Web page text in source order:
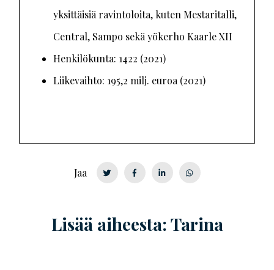
yksittäisiä ravintoloita, kuten Mestaritalli,
Central, Sampo sekä yökerho Kaarle XII
Henkilökunta: 1422 (2021)
Liikevaihto: 195,2 milj. euroa (2021)
Jaa
Lisää aiheesta: Tarina